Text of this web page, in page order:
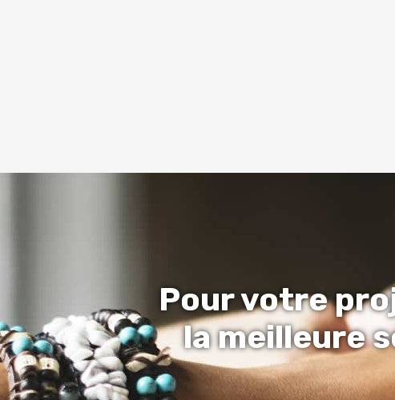
Pour votre
la meilleure